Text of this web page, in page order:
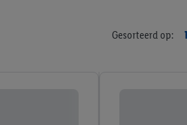
Gesorteerd op: